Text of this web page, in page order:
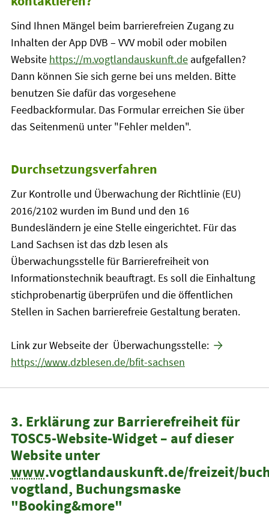
Sind Ihnen Mängel beim barrierefreien Zugang zu
Inhalten der App DVB – VVV mobil oder mobilen
Website https://m.vogtlandauskunft.deaufgefallen?
Dann können Sie sich gerne bei uns melden. Bitte
benutzen Sie dafür das vorgesehene
Feedbackformular. Das Formular erreichen Sie über
das Seitenmenü unter "Fehler melden".
Durchsetzungsverfahren
Zur Kontrolle und Überwachung der Richtlinie (EU)
2016/2102 wurden im Bund und den 16
Bundesländern je eine Stelle eingerichtet. Für das
Land Sachsen ist das dzb lesen als
Überwachungsstelle für Barrierefreiheit von
Informationstechnik beauftragt. Es soll die Einhaltung
stichprobenartig überprüfen und die öffentlichen
Stellen in Sachen barrierefreie Gestaltung beraten.
Link zur Webseite der Überwachungsstelle:
https://www.dzblesen.de/bfit-sachsen
3. Erklärung zur Barrierefreiheit für
TOSC5-Website-Widget – auf dieser
Website unter
www.vogtlandauskunft.de/freizeit/
vogtland, Buchungsmaske
"Booking&more"